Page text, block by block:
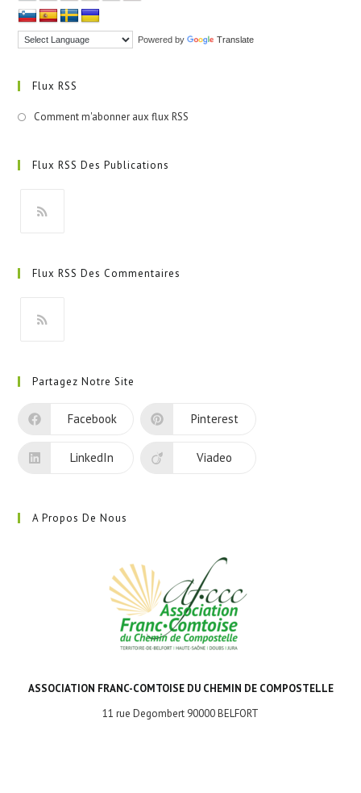
Powered by Translate
Flux RSS
Comment m'abonner aux flux RSS
Flux RSS Des Publications
un
onglet
Flux RSS Des Commentaires
un
nouvel
Partagez Notre Site
Facebook Pinterest
LinkedIn Viadeo
A Propos De Nous
ASSOCIATION FRANC-COMTOISE DU CHEMIN DE COMPOSTELLE
11 rue Degombert 90000 BELFORT